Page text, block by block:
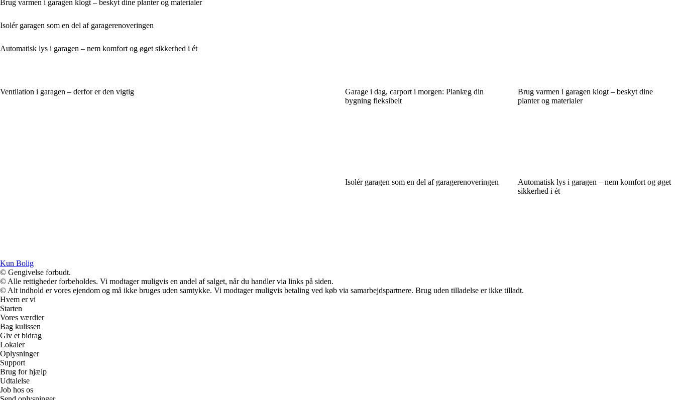
Brug varmen i garagen klogt – beskyt dine planter og materialer
Isolér garagen som en del af garagerenoveringen
Automatisk lys i garagen – nem komfort og øget sikkerhed i ét
Ventilation i garagen – derfor er den vigtig
Garage i dag, carport i morgen: Planlæg din
bygning fleksibelt
Brug varmen i garagen klogt – beskyt dine
planter og materialer
Isolér garagen som en del af garagerenoveringen
Automatisk lys i garagen – nem komfort og øget
sikkerhed i ét
Kun Bolig
© Gengivelse forbudt.
© Alle rettigheder forbeholdes. Vi modtager muligvis en andel af salget, når du handler via links på siden.
© Alt indhold er vores ejendom og må ikke bruges uden samtykke. Vi modtager muligvis betaling ved køb via samarbejdspartnere. Brug uden tilladelse er ikke tilladt.
Hvem er vi
Starten
Vores værdier
Bag kulissen
Giv et bidrag
Lokaler
Oplysninger
Support
Brug for hjælp
Udtalelse
Job hos os